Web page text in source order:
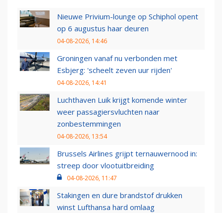
Nieuwe Privium-lounge op Schiphol opent
op 6 augustus haar deuren
04-08-2026, 14:46
Groningen vanaf nu verbonden met
Esbjerg: 'scheelt zeven uur rijden'
04-08-2026, 14:41
Luchthaven Luik krijgt komende winter
weer passagiersvluchten naar
zonbestemmingen
04-08-2026, 13:54
Brussels Airlines grijpt ternauwernood in:
streep door vlootuitbreiding
04-08-2026, 11:47
Stakingen en dure brandstof drukken
winst Lufthansa hard omlaag